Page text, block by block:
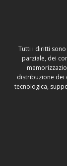
Tutti i diritti sono
parziale, dei
distribuzione dei
tecnologica,